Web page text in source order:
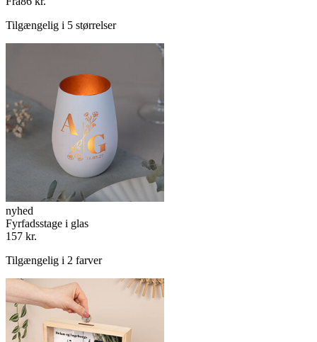
Tilgængelig i 5 størrelser
nyhed
Fyrfadsstage i glas
157 kr.
Tilgængelig i 2 farver